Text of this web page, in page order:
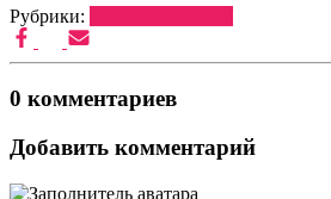
Рубрики:
0 комментариев
Добавить комментарий